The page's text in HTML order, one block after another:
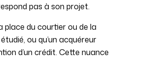
pas à son projet.
place du courtier ou de la
ou qu’un acquéreur
d’un crédit. Cette nuance